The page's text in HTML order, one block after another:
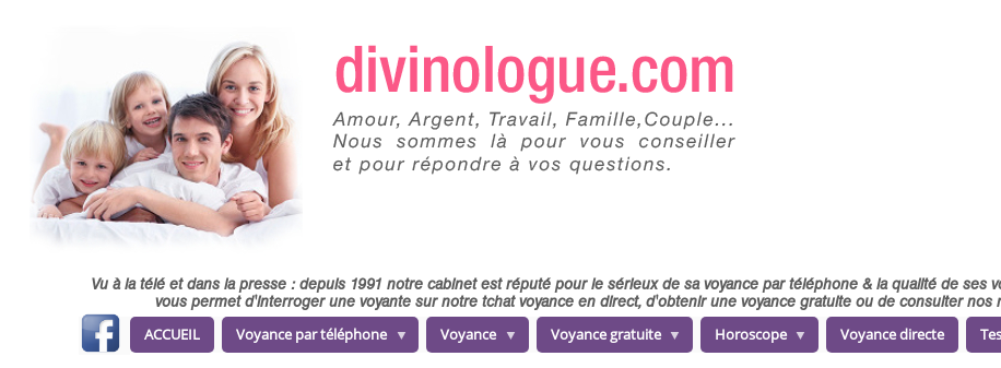
Vu à la télé et dans la presse : depuis 1991 notre cabinet est réputé pour le sérieux de sa voyance par téléphone & la qualité de ses
vous permet d'interroger une voyante sur notre tchat voyance en direct, d'obtenir une voyance gratuite ou de consulter
fa
ce
b
ACCUEIL Voyance par téléphone Voyance Voyance gratuite Horoscope Voyance directe